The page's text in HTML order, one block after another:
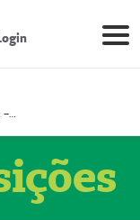
Prestador CERPAM – Centro de Reabilitação S/S Ltda-ME (52004274-8)